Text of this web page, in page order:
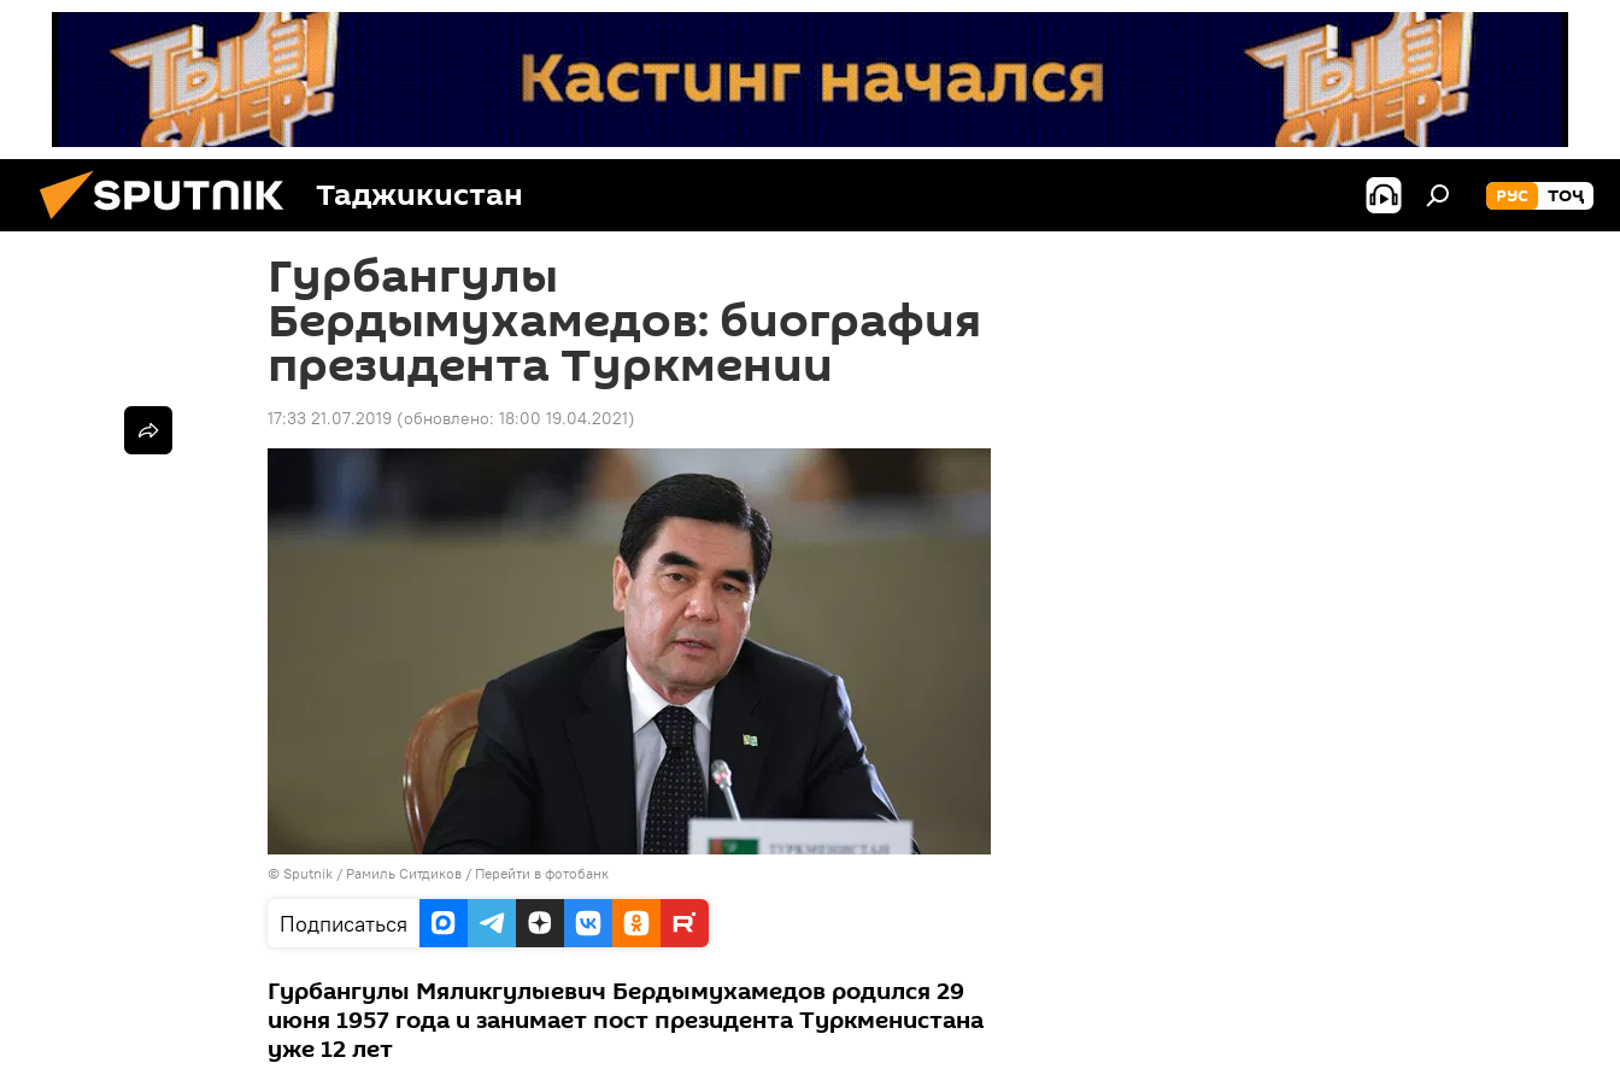
Таджикистан РУС ТОҶ
Гурбангулы
Бердымухамедов: биография
президента Туркмении
17:33 21.07.2019 (обновлено: 18:00 19.04.2021)
© Sputnik / Рамиль Ситдиков / Перейти в фотобанк
Подписаться
Гурбангулы Мяликгулыевич Бердымухамедов родился 29
июня 1957 года и занимает пост президента Туркменистана
уже 12 лет